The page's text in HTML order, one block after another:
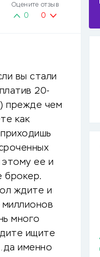
Оцените отзыв
0 0
вы стали
20-
прежде чем
как
ее и
брокер.
ждите и
много
ищите
именно